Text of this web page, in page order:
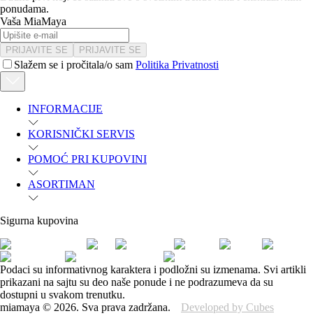
ponudama.
Vaša MiaMaya
PRIJAVITE SE PRIJAVITE SE
Slažem se i pročitala/o sam Politika Privatnosti
INFORMACIJE
KORISNIČKI SERVIS
POMOĆ PRI KUPOVINI
ASORTIMAN
Sigurna kupovina
Podaci su informativnog karaktera i podložni su izmenama. Svi artikli
prikazani na sajtu su deo naše ponude i ne podrazumeva da su
dostupni u svakom trenutku.
miamaya © 2026. Sva prava zadržana. Developed by Cubes